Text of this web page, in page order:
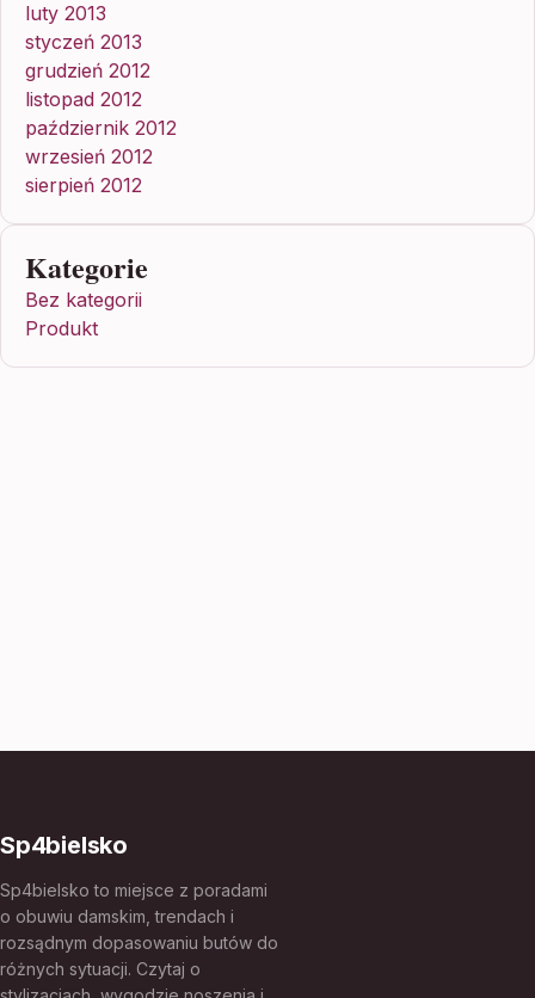
luty 2013
styczeń 2013
grudzień 2012
listopad 2012
październik 2012
wrzesień 2012
sierpień 2012
Kategorie
Bez kategorii
Produkt
Sp4bielsko
Sp4bielsko to miejsce z poradami
o obuwiu damskim, trendach i
rozsądnym dopasowaniu butów do
różnych sytuacji. Czytaj o